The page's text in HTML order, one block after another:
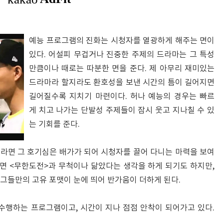
예능 프로그램의 진화는 시청자를 열광하게 해주는 면이
있다. 어설피 무겁거나 진중한 주제의 드라마는 그 특성
만큼이나 때로는 따분한 면을 준다. 제 아무리 재미있는
드라마라 할지라도 환호성을 보낸 시간의 틈이 길어지면
길어질수록 지치기 마련이다. 허나 예능의 경우는 빠르
게 치고 나가는 단발성 주제들이 잠시 웃고 지나칠 수 있
는 기회를 준다.
면 그 호기심은 배가가 되어 시청자를 끌어 다니는 마력을 보여
<무한도전>과 무척이나 닮았다는 생각을 하게 되기도 하지만,
들만의 고유 포맷이 눈에 띄어 반가움이 더하게 된다.
행하는 프로그램이고, 시간이 지나 점점 안착이 되어가고 있다.